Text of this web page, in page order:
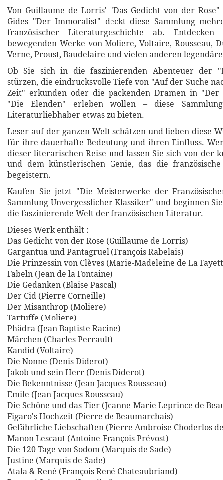
Von Guillaume de Lorris' "Das Gedicht von der
Gides "Der Immoralist" deckt diese Sammlung
französischer Literaturgeschichte ab.
bewegenden Werke von Moliere, Voltaire, Rousseau,
Verne, Proust, Baudelaire und vielen anderen
Ob Sie sich in die faszinierenden Abenteuer der
stürzen, die eindrucksvolle Tiefe von "Auf der Suche
Zeit" erkunden oder die packenden Dramen in "Der
"Die Elenden" erleben wollen – diese
Literaturliebhaber etwas zu bieten.
Leser auf der ganzen Welt schätzen und lieben diese
für ihre dauerhafte Bedeutung und ihren Einfluss.
dieser literarischen Reise und lassen Sie sich von der
und dem künstlerischen Genie, das die
begeistern.
Kaufen Sie jetzt "Die Meisterwerke der
Sammlung Unvergesslicher Klassiker" und beginnen
die faszinierende Welt der französischen Literatur.
Dieses Werk enthält :
Das Gedicht von der Rose (Guillaume de Lorris)
Gargantua und Pantagruel (François Rabelais)
Die Prinzessin von Clèves (Marie-Madeleine de La
Fabeln (Jean de la Fontaine)
Die Gedanken (Blaise Pascal)
Der Cid (Pierre Corneille)
Der Misanthrop (Moliere)
Tartuffe (Moliere)
Phädra (Jean Baptiste Racine)
Märchen (Charles Perrault)
Kandid (Voltaire)
Die Nonne (Denis Diderot)
Jakob und sein Herr (Denis Diderot)
Die Bekenntnisse (Jean Jacques Rousseau)
Emile (Jean Jacques Rousseau)
Die Schöne und das Tier (Jeanne-Marie Leprince de
Figaro's Hochzeit (Pierre de Beaumarchais)
Gefährliche Liebschaften (Pierre Ambroise Choderlos
Manon Lescaut (Antoine-François Prévost)
Die 120 Tage von Sodom (Marquis de Sade)
Justine (Marquis de Sade)
Atala & René (François René Chateaubriand)